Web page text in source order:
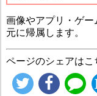
画像やアプリ・ゲ
元に帰属します。
ページのシェアはこ